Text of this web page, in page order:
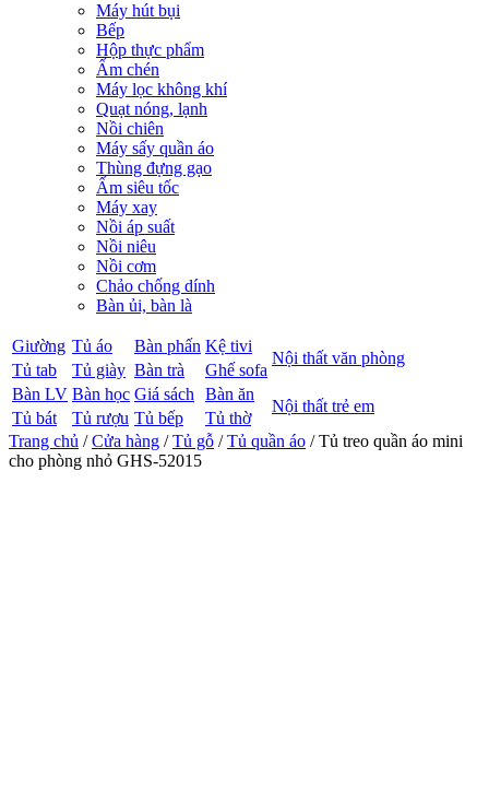
Máy hút bụi
Bếp
Hộp thực phẩm
Ấm chén
Máy lọc không khí
Quạt nóng, lạnh
Nồi chiên
Máy sấy quần áo
Thùng đựng gạo
Ấm siêu tốc
Máy xay
Nồi áp suất
Nồi niêu
Nồi cơm
Chảo chống dính
Bàn ủi, bàn là
Giường Tủ áo Bàn phấn Kệ tivi
Nội thất văn phòng
Tủ tab Tủ giày Bàn trà
Ghế sofa
Bàn LV Bàn học Giá sách Bàn ăn
Nội thất trẻ em
Tủ bát Tủ rượu Tủ bếp
Tủ thờ
Trang chủ /Cửa hàng /Tủ gỗ /Tủ quần áo / Tủ treo quần áo mini
cho phòng nhỏ GHS-52015